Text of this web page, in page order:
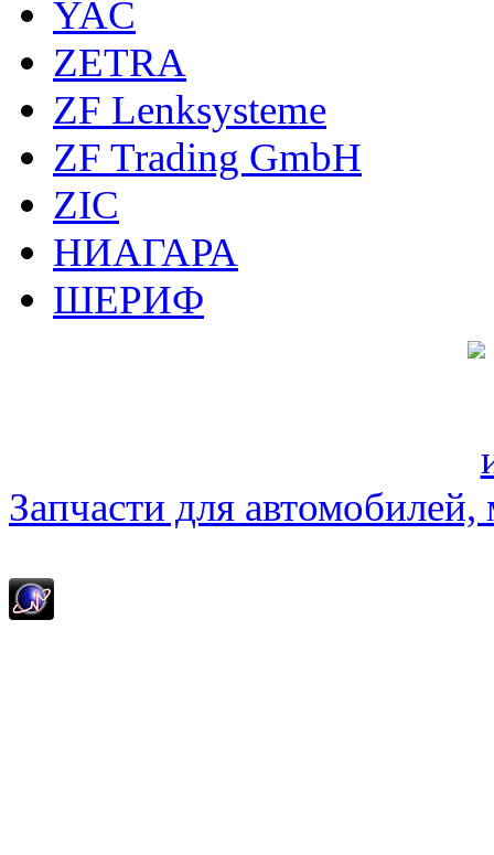
YAC
ZETRA
ZF Lenksysteme
ZF Trading GmbH
ZIC
НИАГАРА
ШЕРИФ
Запчасти для